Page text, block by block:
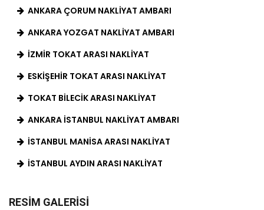
ANKARA ÇORUM NAKLIYAT AMBARI
ANKARA YOZGAT NAKLIYAT AMBARI
İZMIR TOKAT ARASI NAKLIYAT
ESKIŞEHIR TOKAT ARASI NAKLIYAT
TOKAT BILECIK ARASI NAKLIYAT
ANKARA İSTANBUL NAKLIYAT AMBARI
İSTANBUL MANISA ARASI NAKLIYAT
İSTANBUL AYDIN ARASI NAKLIYAT
RESIM GALERISI